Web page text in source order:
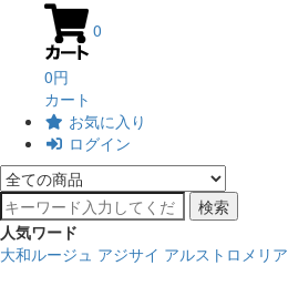
0
0円
カート
お気に入り
ログイン
検索
人気ワード
大和ルージュ アジサイ アルストロメリア